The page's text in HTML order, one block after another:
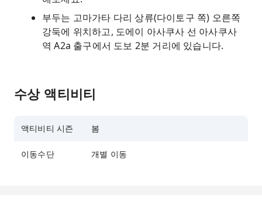
부두는 고마가타 다리 상류(다이토구 쪽) 오른쪽
강둑에 위치하고, 도에이 아사쿠사 선 아사쿠사
역 A2a 출구에서 도보 2분 거리에 있습니다.
수상 액티비티
액티비티 시즌 봄
이동수단 개별 이동